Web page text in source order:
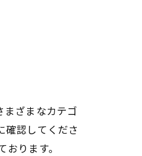
まざまなカテゴ
確認してくださ
ります。